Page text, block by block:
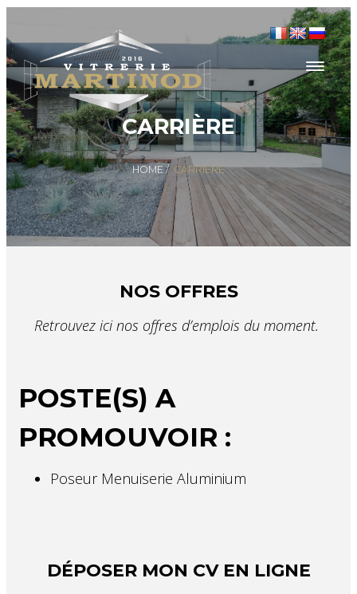
CARRIÈRE
HOME/ CARRIÈRE
NOS OFFRES
Retrouvez ici nos offres d’emplois du moment.
POSTE(S) A
PROMOUVOIR :
Poseur Menuiserie Aluminium
DÉPOSER MON CV EN LIGNE